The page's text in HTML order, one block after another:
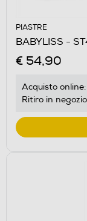
PIASTRE
BABYLISS -
€ 54,90
Acquisto online:
Ritiro in